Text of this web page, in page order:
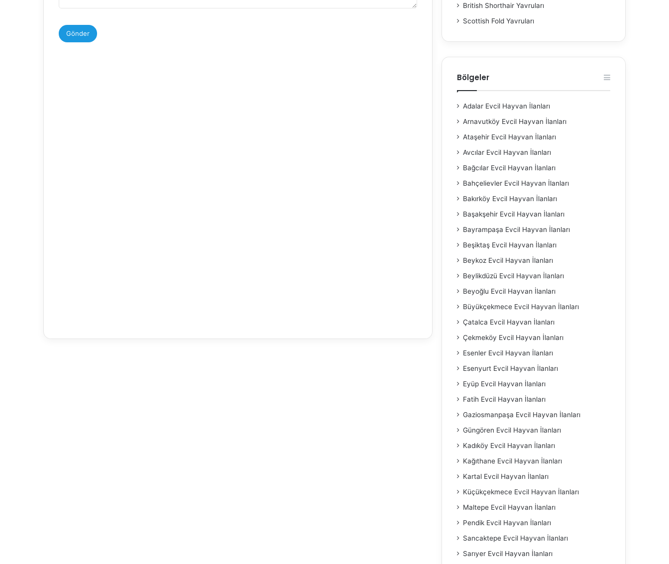
British Shorthair Yavruları
Scottish Fold Yavruları
Bölgeler
Adalar Evcil Hayvan İlanları
Arnavutköy Evcil Hayvan İlanları
Ataşehir Evcil Hayvan İlanları
Avcılar Evcil Hayvan İlanları
Bağcılar Evcil Hayvan İlanları
Bahçelievler Evcil Hayvan İlanları
Bakırköy Evcil Hayvan İlanları
Başakşehir Evcil Hayvan İlanları
Bayrampaşa Evcil Hayvan İlanları
Beşiktaş Evcil Hayvan İlanları
Beykoz Evcil Hayvan İlanları
Beylikdüzü Evcil Hayvan İlanları
Beyoğlu Evcil Hayvan İlanları
Büyükçekmece Evcil Hayvan İlanları
Çatalca Evcil Hayvan İlanları
Çekmeköy Evcil Hayvan İlanları
Esenler Evcil Hayvan İlanları
Esenyurt Evcil Hayvan İlanları
Eyüp Evcil Hayvan İlanları
Fatih Evcil Hayvan İlanları
Gaziosmanpaşa Evcil Hayvan İlanları
Güngören Evcil Hayvan İlanları
Kadıköy Evcil Hayvan İlanları
Kağıthane Evcil Hayvan İlanları
Kartal Evcil Hayvan İlanları
Küçükçekmece Evcil Hayvan İlanları
Maltepe Evcil Hayvan İlanları
Pendik Evcil Hayvan İlanları
Sancaktepe Evcil Hayvan İlanları
Sarıyer Evcil Hayvan İlanları